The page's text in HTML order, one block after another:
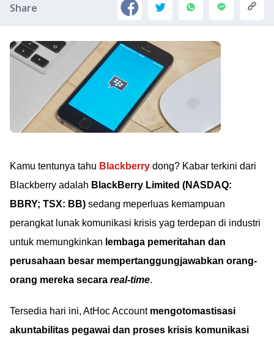
Share
Kamu tentunya tahu Blackberry dong? Kabar terkini dari
Blackberry adalah BlackBerry Limited (NASDAQ:
BBRY; TSX: BB) sedang meperluas kemampuan
perangkat lunak komunikasi krisis yag terdepan di industri
untuk memungkinkan lembaga pemeritahan dan
perusahaan besar mempertanggungjawabkan orang-
orang mereka secara real-time.
Tersedia hari ini, AtHoc Account mengotomastisasi
akuntabilitas pegawai dan proses krisis komunikasi